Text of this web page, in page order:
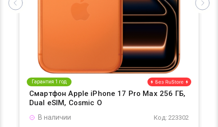
Гарантия 1 год
Смартфон Apple iPhone 17 Pro Max 256 ГБ,
Dual eSIM, Cosmic O
Код: 223302
В наличии